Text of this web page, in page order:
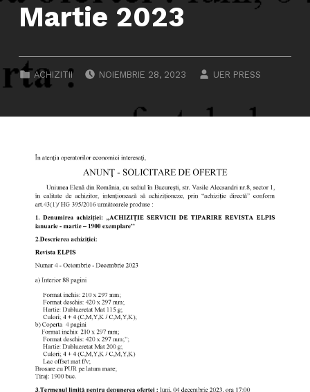
Martie 2023
CATEGORIZED IN:
ACHIZITII NOIEMBRIE 28, 2023 UER PRESS